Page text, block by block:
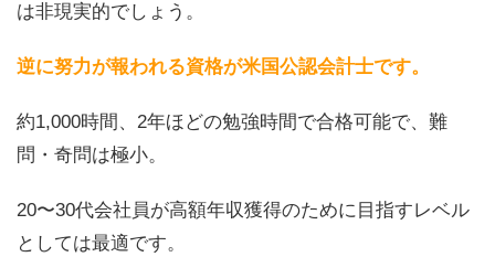
は非現実的でしょう。
逆に努力が報われる資格が米国公認会計士です。
約1,000時間、2年ほどの勉強時間で合格可能で、難
問・奇問は極小。
20〜30代会社員が高額年収獲得のために目指すレベル
としては最適です。